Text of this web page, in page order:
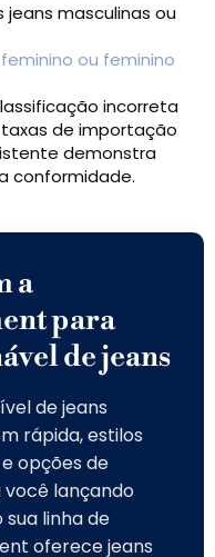
jeans masculinas ou
ou feminino
incorreta
de importação
demonstra
conformidade.
a
para
de jeans
de jeans
rápida, estilos
opções de
você lançando
linha de
oferece jeans